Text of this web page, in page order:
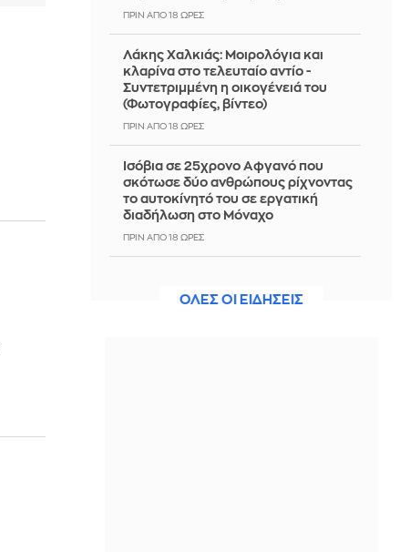
ΠΡΙΝ ΑΠΌ 18 ΏΡΕΣ
Λάκης Χαλκιάς: Mοιρολόγια και
κλαρίνα στο τελευταίο αντίο -
Συντετριμμένη η οικογένειά του
(Φωτογραφίες, βίντεο)
ΠΡΙΝ ΑΠΌ 18 ΏΡΕΣ
Ισόβια σε 25χρονο Αφγανό που
σκότωσε δύο ανθρώπους ρίχνοντας
το αυτοκίνητό του σε εργατική
διαδήλωση στο Μόναχο
ΠΡΙΝ ΑΠΌ 18 ΏΡΕΣ
επίκεντρο του νέου παραγωγικού
ΟΛΕΣ ΟΙ ΕΙΔΗΣΕΙΣ